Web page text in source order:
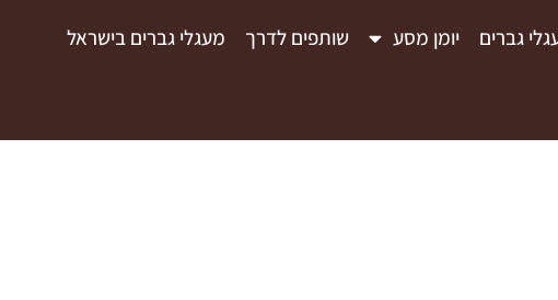
גברים יומן מסע שותפים לדרך
מעגלי גברים בישראל